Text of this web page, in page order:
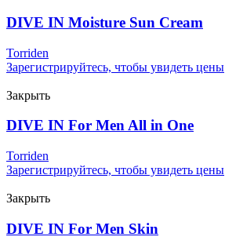
DIVE IN Moisture Sun Cream
Torriden
Зарегистрируйтесь, чтобы увидеть цены
Закрыть
DIVE IN For Men All in One
Torriden
Зарегистрируйтесь, чтобы увидеть цены
Закрыть
DIVE IN For Men Skin